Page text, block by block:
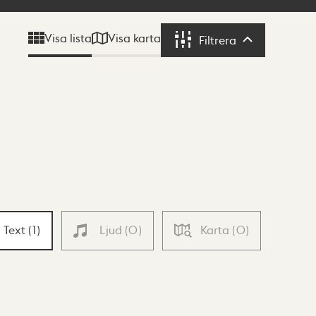
Visa lista Visa karta Filtrera Filtrera
Text (1) Ljud (0) Karta (0)